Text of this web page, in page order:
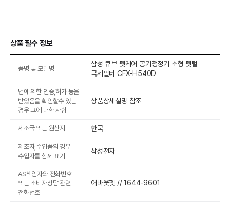
상품 필수 정보
품명 및 모델명
삼성 큐브 펫케어 공기청정기 소형 펫털
극세필터 CFX-H540D
법에 의한 인증,허가 등을
받았음을 확인할수 있는
경우 그에 대한 사항
상품상세설명 참조
제조국 또는 원산지 한국
제조자,수입품의 경우
수입자를 함께 표기
삼성전자
AS책임자와 전화번호
또는 소비자상담 관련
전화번호
어바웃펫 // 1644-9601